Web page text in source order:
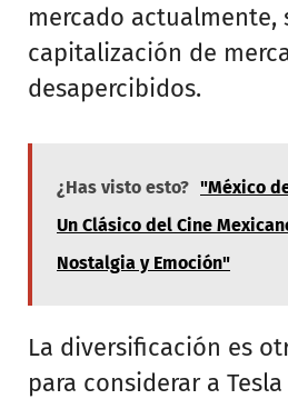
mercado actualmente,
capitalización de
desapercibidos.
¿Has visto esto? "México
Un Clásico del Cine
Nostalgia y Emoción"
La diversificación es
para considerar a